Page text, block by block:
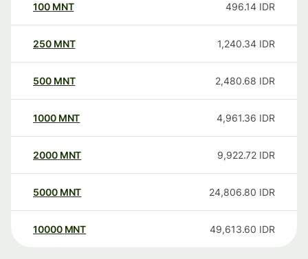
100 MNT 496.14 IDR
250 MNT 1,240.34 IDR
500 MNT 2,480.68 IDR
1000 MNT 4,961.36 IDR
2000 MNT 9,922.72 IDR
5000 MNT 24,806.80 IDR
10000 MNT 49,613.60 IDR